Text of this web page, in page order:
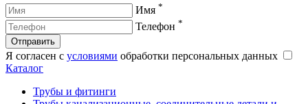
Имя *
Телефон *
Отправить
Я согласен с условиями обработки персональных данных
Каталог
Трубы и фитинги